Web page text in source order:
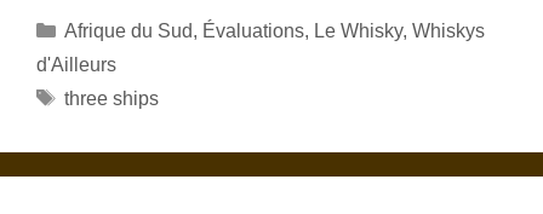
Catégories
Afrique du Sud, Évaluations, Le Whisky, Whiskys
d'Ailleurs
Étiquettes
three ships